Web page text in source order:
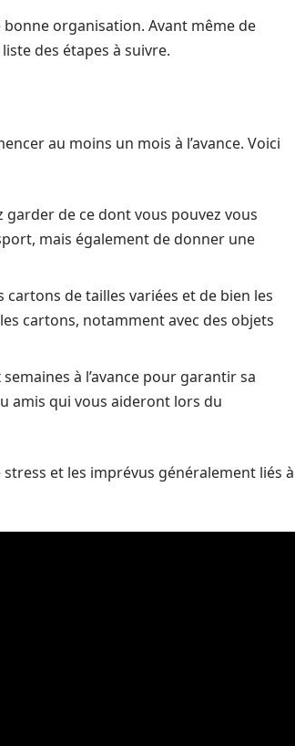
organisation. Avant même de
des étapes à suivre.
au moins un mois à l’avance. Voici
garder de ce dont vous pouvez vous
mais également de donner une
cartons de tailles variées et de bien les
cartons, notamment avec des objets
à l’avance pour garantir sa
amis qui vous aideront lors du
et les imprévus généralement liés à